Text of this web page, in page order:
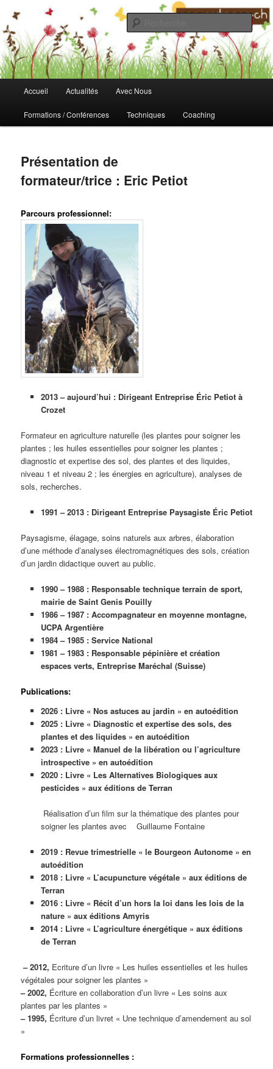
contenu
principalFondation Ecojardinage
principal
Accueil Actualités Avec Nous
Formations / Conférences Techniques Coaching
Présentation de
formateur/trice : Eric Petiot
Parcours professionnel:
2013 – aujourd’hui : Dirigeant Entreprise Éric Petiot à
Crozet
Formateur en agriculture naturelle (les plantes pour soigner les
plantes ; les huiles essentielles pour soigner les plantes ;
diagnostic et expertise des sol, des plantes et des liquides,
niveau 1 et niveau 2 ; les énergies en agriculture), analyses de
sols, recherches.
1991 – 2013 : Dirigeant Entreprise Paysagiste Éric Petiot
Paysagisme, élagage, soins naturels aux arbres, élaboration
d’une méthode d’analyses électromagnétiques des sols, création
d’un jardin didactique ouvert au public.
1990 – 1988 : Responsable technique terrain de sport,
mairie de Saint Genis Pouilly
1986 – 1987 : Accompagnateur en moyenne montagne,
UCPA Argentière
1984 – 1985 : Service National
1981 – 1983 : Responsable pépinière et création
espaces verts, Entreprise Maréchal (Suisse)
Publications:
2026 : Livre « Nos astuces au jardin » en autoédition
2025 : Livre « Diagnostic et expertise des sols, des
plantes et des liquides » en autoédition
2023 : Livre « Manuel de la libération ou l’agriculture
introspective » en autoédition
2020 : Livre « Les Alternatives Biologiques aux
pesticides » aux éditions de Terran
Réalisation d’un film sur la thématique des plantes pour
soigner les plantes avec Guillaume Fontaine
2019 : Revue trimestrielle « le Bourgeon Autonome » en
autoédition
2018 : Livre « L’acupuncture végétale » aux éditions de
Terran
2016 : Livre « Récit d’un hors la loi dans les lois de la
nature » aux éditions Amyris
2014 : Livre « L’agriculture énergétique » aux éditions
de Terran
– 2012, Ecriture d’un livre « Les huiles essentielles et les huiles
végétales pour soigner les plantes »
– 2002, Écriture en collaboration d’un livre « Les soins aux
plantes par les plantes »
– 1995, Écriture d’un livret « Une technique d’amendement au sol
»
Formations professionnelles :